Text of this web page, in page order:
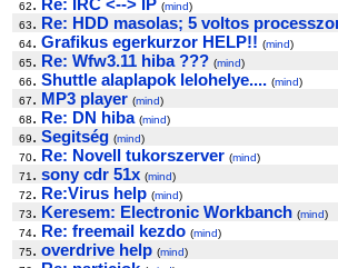
62. Re: IRC <--> IP (mind)
63. Re: HDD masolas; 5 voltos
64. Grafikus egerkurzor HELP!! (mind)
65. Re: Wfw3.11 hiba ??? (mind)
66. Shuttle alaplapok lelohelye.... (mind)
67. MP3 player (mind)
68. Re: DN hiba (mind)
69. Segitség (mind)
70. Re: Novell tukorszerver (mind)
71 . sony cdr 51x (mind)
72. Re:Virus help (mind)
73. Keresem: Electronic Workbanch (mind)
74. Re: freemail kezdo (mind)
75. overdrive help (mind)